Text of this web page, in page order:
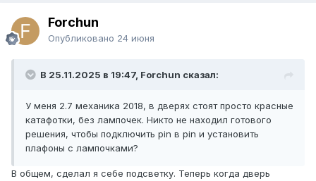
Forchun
Опубликовано 24 июня
В 25.11.2025 в 19:47, Forchun сказал:
У меня 2.7 механика 2018, в дверях стоят просто красные
катафотки, без лампочек. Никто не находил готового
решения, чтобы подключить pin в pin и установить
плафоны с лампочками?
В общем, сделал я себе подсветку. Теперь когда дверь